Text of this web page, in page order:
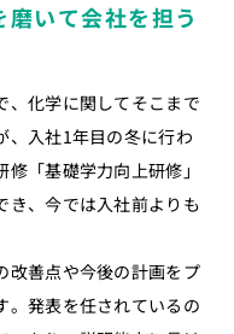
いて会社を担う
、化学に関してそこまで
、入社1年目の冬に行わ
「基礎学力向上研修」
き、今では入社前よりも
改善点や今後の計画をプ
。発表を任されているの